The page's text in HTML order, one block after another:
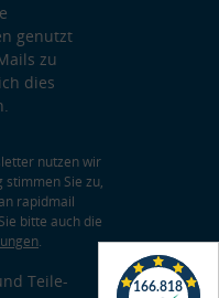
genutzt
zu
dies
nutzen wir
Sie zu,
rapidmail
bitte auch die
.
Teile-